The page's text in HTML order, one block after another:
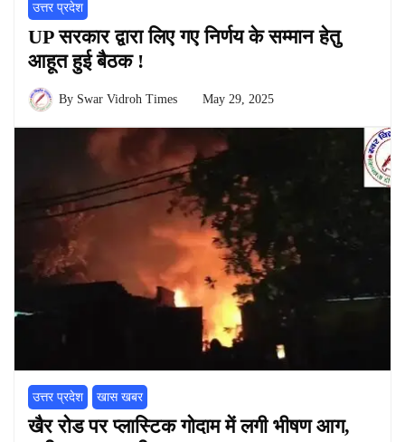
उत्तर प्रदेश
UP सरकार द्वारा लिए गए निर्णय के सम्मान हेतु
आहूत हुई बैठक !
By Swar Vidroh Times May 29, 2025
उत्तर प्रदेश खास खबर
खैर रोड पर प्लास्टिक गोदाम में लगी भीषण आग,